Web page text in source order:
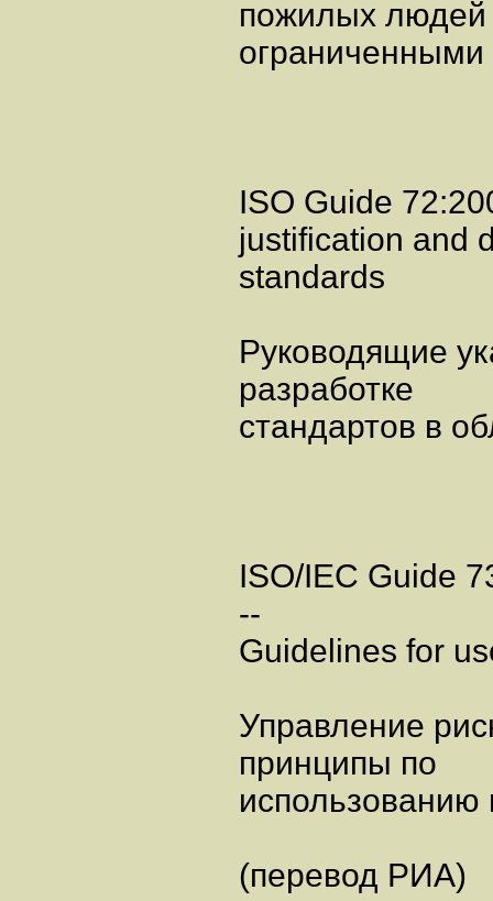
пожилых
ISO Guide
justification and
standards
Руководящие
разработке
стандартов в
ISO/IEC Guide
--
Guidelines for
Управление
принципы по
использованию
(перевод РИА)